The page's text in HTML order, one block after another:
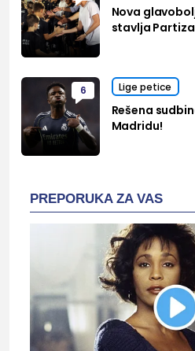
Nova
stavlja
6 Lige petice
Rešena
Madridu!
PREPORUKA ZA VAS